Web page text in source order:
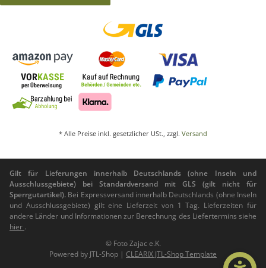
* Alle Preise inkl. gesetzlicher USt., zzgl. Versand
Gilt für Lieferungen innerhalb Deutschlands (ohne Inseln und
Ausschlussgebiete) bei Standardversand mit GLS (gilt nicht für
Sperrgutartikel). Bei Expressversand innerhalb Deutschlands (ohne Inseln
und Ausschlussgebiete) gilt eine Lieferzeit von 1 Tag. Lieferzeiten für
andere Länder und Informationen zur Berechnung des Liefertermins siehe
hier .
© Foto Zajac e.K.
Powered by JTL-Shop | CLEARIX JTL-Shop Template